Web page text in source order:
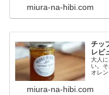
もん
miura-na-hibi.com
チッ
レビ
大人
い。
オレ
miura-na-hibi.com